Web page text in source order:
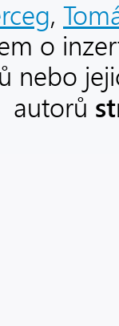
,
o
nebo
autorů